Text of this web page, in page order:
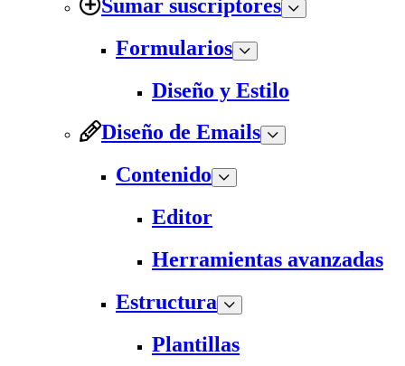
Sumar suscriptores
Formularios
Diseño y Estilo
Diseño de Emails
Contenido
Editor
Herramientas avanzadas
Estructura
Plantillas